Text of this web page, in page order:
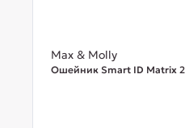
Max & Molly
Ошейник Smart ID Matrix